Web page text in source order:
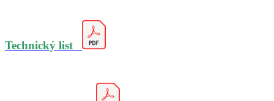
Technický list